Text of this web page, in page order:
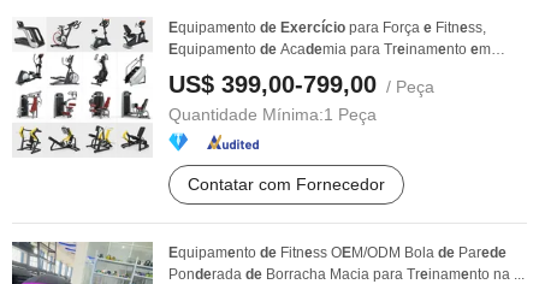
Equipamento de Exercício para Força e Fitness,
Equipamento de Academia para Treinamento em
de
US$ 399,00-799,00 / Peça
Quantidade Mínima:1 Peça
Contatar com Fornecedor
Equipamento de Fitness OEM/ODM Bola de Parede
Ponderada de Borracha Macia para Treinamento na ...